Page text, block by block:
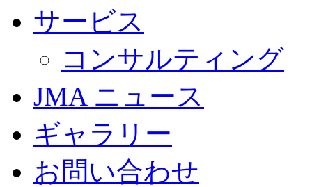
サービス
コンサルティング
JMA ニュース
ギャラリー
お問い合わせ